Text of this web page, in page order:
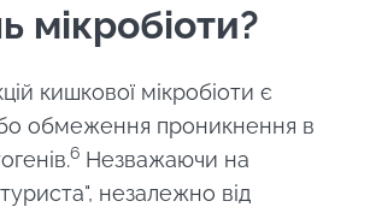
мікробіоти?
кишкової мікробіоти є
обмеження проникнення в
.6 Незважаючи на
незалежно від